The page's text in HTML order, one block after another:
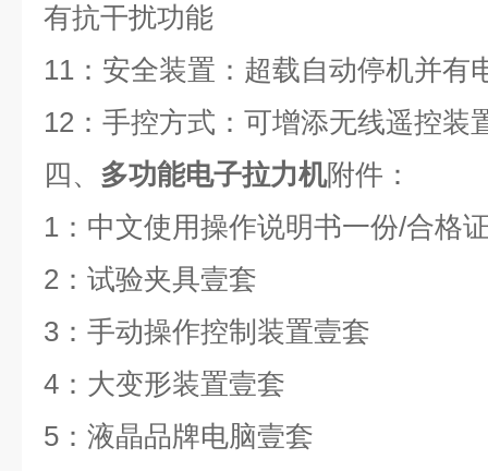
有抗干扰功能
11：安全装置：超载自动停机并有
12：手控方式：可增添无线遥控装
四、 多功能电子拉力机附件：
1：中文使用操作说明书一份/合格
2：试验夹具壹套
3：手动操作控制装置壹套
4：大变形装置壹套
5：液晶品牌电脑壹套